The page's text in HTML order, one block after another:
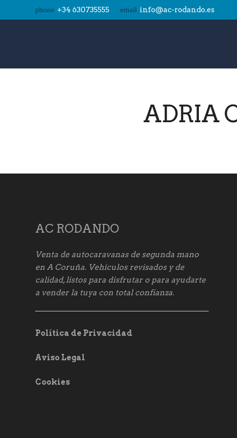
phone +34 630735555 email info@ac-rodando.es
ADRIA
AC RODANDO
Venta de autocaravanas de segunda mano
en A Coruña. Vehículos revisados y de
calidad, listos para disfrutar o para ayudarte
a vender la tuya con total confianza.
Política de Privacidad
Aviso Legal
Cookies